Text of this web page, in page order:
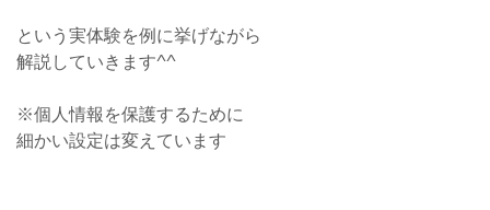
という実体験を例に挙げながら
解説していきます^^
※個人情報を保護するために
細かい設定は変えています